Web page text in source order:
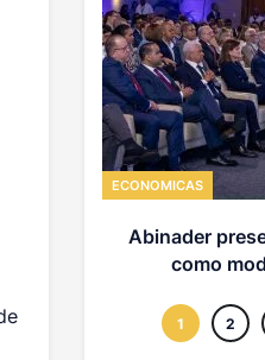
ECONOMICAS
Abinader
como
1 2